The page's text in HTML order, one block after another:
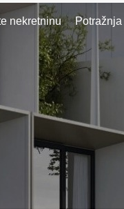
nekretninu